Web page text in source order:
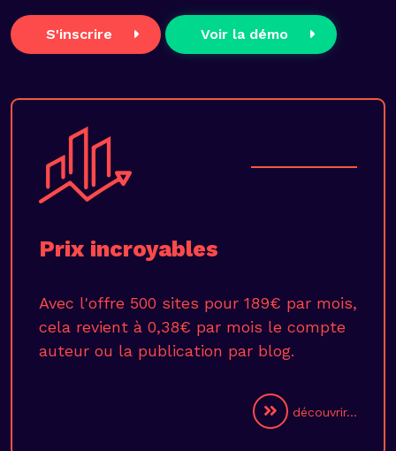
S'inscrire Voir la démo
Prix incroyables
Avec l'offre 500 sites pour 189€ par mois,
cela revient à 0,38€ par mois le compte
auteur ou la publication par blog.
découvrir...